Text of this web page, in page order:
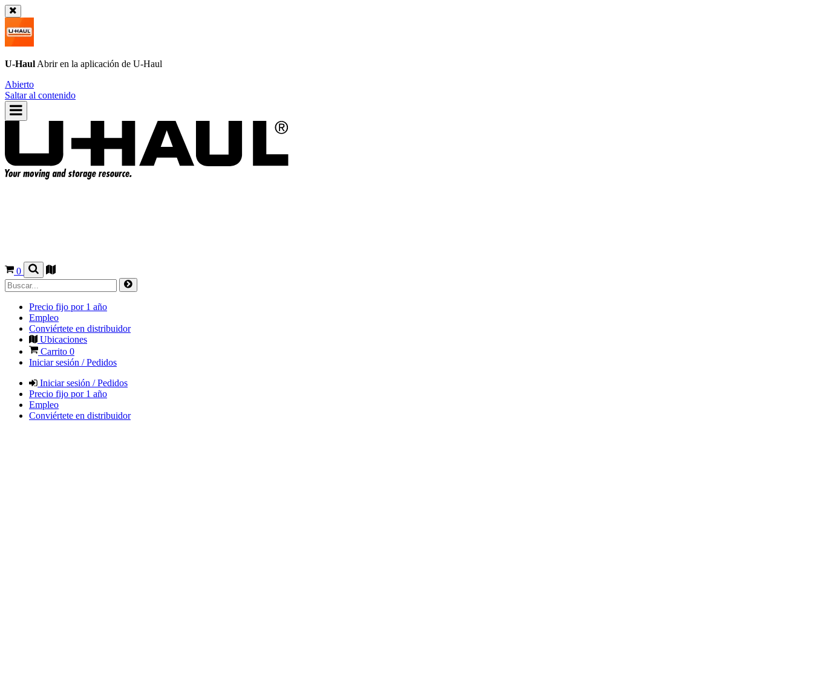
U-Haul Abrir en la aplicación de U-Haul
Abierto
Saltar al contenido
0
Precio fijo por 1 año
Empleo
Conviértete en distribuidor
Ubicaciones
Carrito 0
Iniciar sesión / Pedidos
Iniciar sesión / Pedidos
Precio fijo por 1 año
Empleo
Conviértete en distribuidor